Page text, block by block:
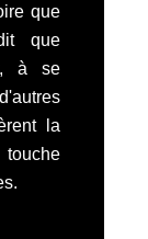
que
que
à se
la
touche